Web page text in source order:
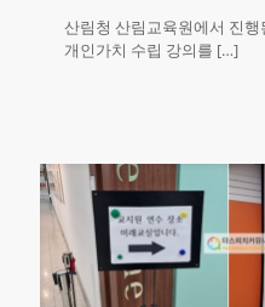
산림청 산림교육원에서 진
개인가치 수립 강의를 […]